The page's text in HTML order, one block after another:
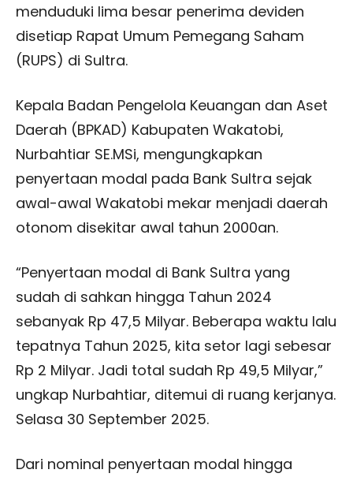
menduduki lima besar penerima deviden
disetiap Rapat Umum Pemegang Saham
(RUPS) di Sultra.
Kepala Badan Pengelola Keuangan dan Aset
Daerah (BPKAD) Kabupaten Wakatobi,
Nurbahtiar SE.MSi, mengungkapkan
penyertaan modal pada Bank Sultra sejak
awal-awal Wakatobi mekar menjadi daerah
otonom disekitar awal tahun 2000an.
“Penyertaan modal di Bank Sultra yang
sudah di sahkan hingga Tahun 2024
sebanyak Rp 47,5 Milyar. Beberapa waktu lalu
tepatnya Tahun 2025, kita setor lagi sebesar
Rp 2 Milyar. Jadi total sudah Rp 49,5 Milyar,”
ungkap Nurbahtiar, ditemui di ruang kerjanya.
Selasa 30 September 2025.
Dari nominal penyertaan modal hingga